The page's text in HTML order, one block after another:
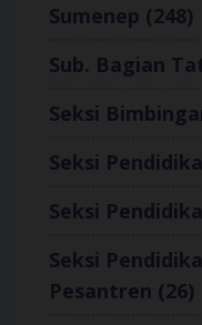
Sumenep (248)
Sub. Bagian
Seksi
Seksi
Seksi
Seksi
Pesantren (26)